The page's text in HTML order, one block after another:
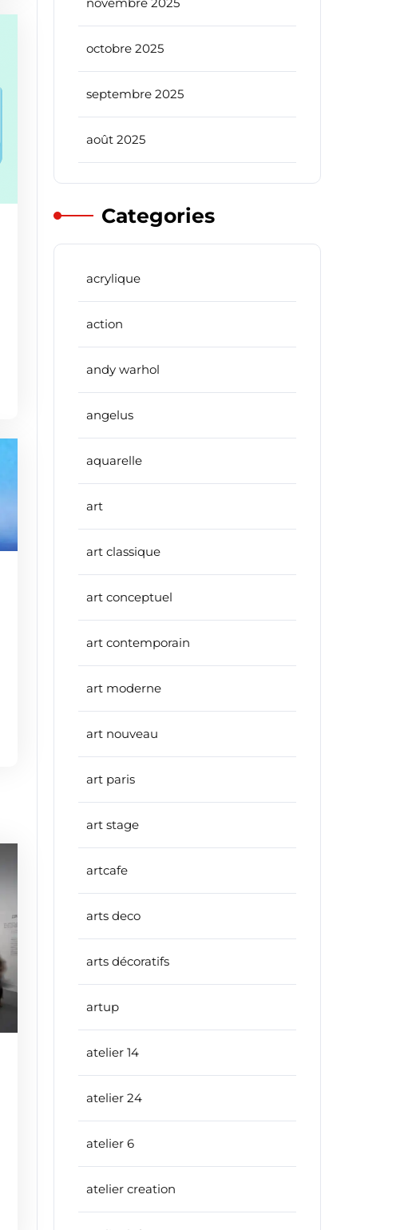
octobre 2025
septembre 2025
août 2025
Categories
acrylique
action
andy warhol
angelus
aquarelle
art
art classique
art conceptuel
art contemporain
art moderne
art nouveau
art paris
art stage
artcafe
arts deco
arts décoratifs
artup
atelier 14
atelier 24
atelier 6
atelier creation